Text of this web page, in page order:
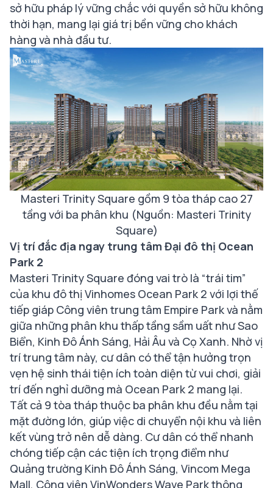
sở hữu pháp lý vững chắc với quyền sở hữu không
thời hạn, mang lại giá trị bền vững cho khách
hàng và nhà đầu tư.
Masteri Trinity Square gồm 9 tòa tháp cao 27
tầng với ba phân khu (Nguồn: Masteri Trinity
Square)
Vị trí đắc địa ngay trung tâm Đại đô thị Ocean
Park 2
Masteri Trinity Square đóng vai trò là “trái tim”
của khu đô thị Vinhomes Ocean Park 2 với lợi thế
tiếp giáp Công viên trung tâm Empire Park và nằm
giữa những phân khu thấp tầng sầm uất như Sao
Biển, Kinh Đô Ánh Sáng, Hải Âu và Cọ Xanh. Nhờ vị
trí trung tâm này, cư dân có thể tận hưởng trọn
vẹn hệ sinh thái tiện ích toàn diện từ vui chơi, giải
trí đến nghỉ dưỡng mà Ocean Park 2 mang lại.
Tất cả 9 tòa tháp thuộc ba phân khu đều nằm tại
mặt đường lớn, giúp việc di chuyển nội khu và liên
kết vùng trở nên dễ dàng. Cư dân có thể nhanh
chóng tiếp cận các tiện ích trọng điểm như
Quảng trường Kinh Đô Ánh Sáng, Vincom Mega
Mall, Công viên VinWonders Wave Park thông